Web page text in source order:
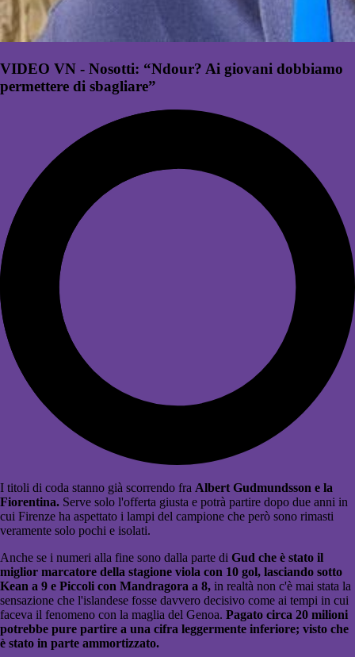
VIDEO VN - Nosotti: “Ndour? Ai giovani dobbiamo
permettere di sbagliare”
I titoli di coda stanno già scorrendo fra Albert Gudmundsson e la
Fiorentina. Serve solo l'offerta giusta e potrà partire dopo due anni in
cui Firenze ha aspettato i lampi del campione che però sono rimasti
veramente solo pochi e isolati.
Anche se i numeri alla fine sono dalla parte di Gud che è stato il
miglior marcatore della stagione viola con 10 gol, lasciando sotto
Kean a 9 e Piccoli con Mandragora a 8, in realtà non c'è mai stata la
sensazione che l'islandese fosse davvero decisivo come ai tempi in cui
faceva il fenomeno con la maglia del Genoa. Pagato circa 20 milioni
potrebbe pure partire a una cifra leggermente inferiore; visto che
è stato in parte ammortizzato.